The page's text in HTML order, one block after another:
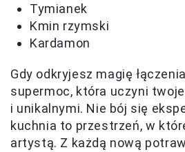
Tymianek
Kmin rzymski
Kardamon
Gdy odkryjesz magię
supermoc, która uczyni
i unikalnymi. Nie bój się
kuchnia to przestrzeń, w
artystą. Z każdą nową